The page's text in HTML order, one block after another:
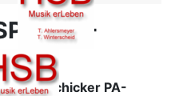
-
Schicker PA-